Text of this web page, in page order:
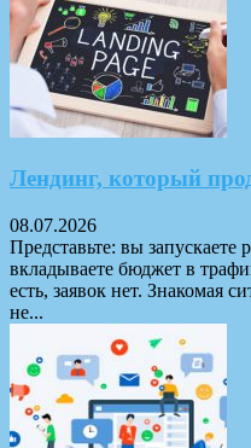
Лендинг, который
08.07.2026
Представьте: вы
вкладываете бюджет в
есть, заявок нет. Знакомая
не...